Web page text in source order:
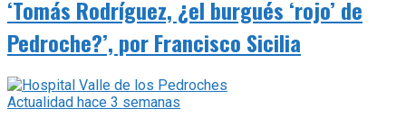
‘Tomás Rodríguez, ¿el burgués ‘rojo’ de
Pedroche?’, por Francisco Sicilia
Actualidad hace 3 semanas